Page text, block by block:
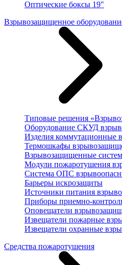
Оптические боксы 19"
Взрывозащищенное
Типовые решения
Оборудование СКУД
Изделия коммутационные
Термошкафы
Взрывозащищенные
Модули пожаротушения
Система ОПС
Барьеры искрозащиты
Источники питания
Приборы приемно-
Оповещатели
Извещатели пожарные
Извещатели охранные
Средства пожаротушения